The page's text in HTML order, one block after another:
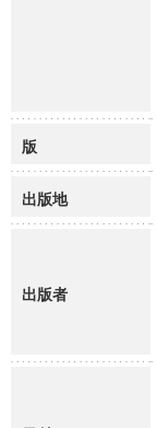
版
出版地
出版者